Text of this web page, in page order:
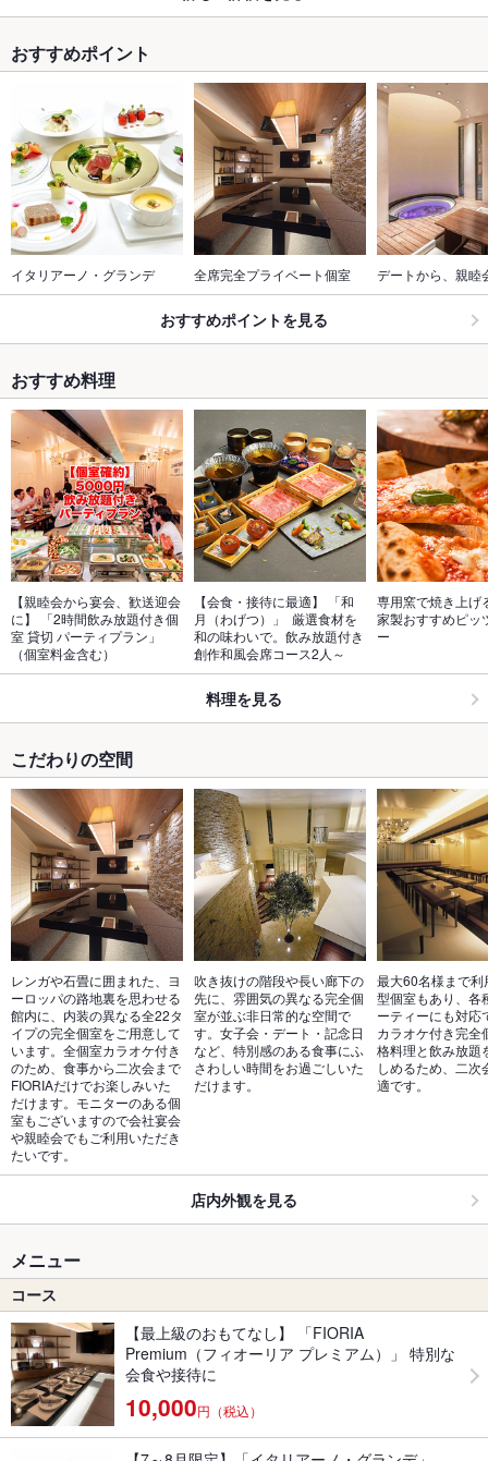
おすすめポイント
イタリアーノ・グランデ 全席完全プライベート個室 デートから、親睦
おすすめポイントを見る
おすすめ料理
【親睦会から宴会、歓送迎会
に】 「2時間飲み放題付き個
室 貸切 パーティプラン」
（個室料金含む）
【会食・接待に最適】 「和
月（わげつ）」  厳選食材を
和の味わいで。飲み放題付き
創作和風会席コース2人～
専用窯で焼き上げ
家製おすすめピッ
ー
料理を見る
こだわりの空間
レンガや石畳に囲まれた、ヨ
ーロッパの路地裏を思わせる
館内に、内装の異なる全22タ
イプの完全個室をご用意して
います。全個室カラオケ付き
のため、食事から二次会まで
FIORIAだけでお楽しみいた
だけます。モニターのある個
室もございますので会社宴会
や親睦会でもご利用いただき
たいです。
吹き抜けの階段や長い廊下の
先に、雰囲気の異なる完全個
室が並ぶ非日常的な空間で
す。女子会・デート・記念日
など、特別感のある食事にふ
さわしい時間をお過ごしいた
だけます。
最大60名様まで利
型個室もあり、各
ーティーにも対応
カラオケ付き完全
格料理と飲み放題
しめるため、二次
適です。
店内外観を見る
メニュー
コース
【最上級のおもてなし】 「FIORIA
Premium（フィオーリア プレミアム）」 特別な
会食や接待に
10,000円（税込）